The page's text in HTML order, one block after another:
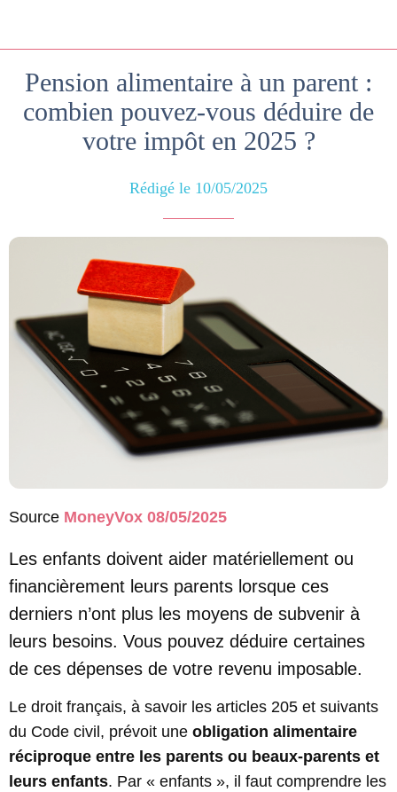
Pension alimentaire à un parent :
combien pouvez-vous déduire de
votre impôt en 2025 ?
Rédigé le 10/05/2025
Source MoneyVox 08/05/2025
Les enfants doivent aider matériellement ou
financièrement leurs parents lorsque ces
derniers n’ont plus les moyens de subvenir à
leurs besoins. Vous pouvez déduire certaines
de ces dépenses de votre revenu imposable.
Le droit français, à savoir les articles 205 et suivants
du Code civil, prévoit une obligation alimentaire
réciproque entre les parents ou beaux-parents et
leurs enfants. Par « enfants », il faut comprendre les